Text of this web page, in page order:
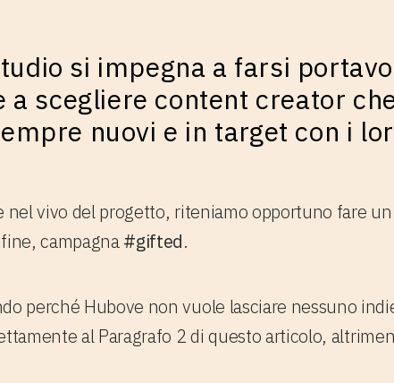
si impegna a farsi
a scegliere content creator
nuovi e in target con i
nel vivo del progetto, riteniamo opportuno fare
campagna#gifted.
perché Hubove non vuole lasciare nessuno
al Paragrafo 2 di questo articolo,